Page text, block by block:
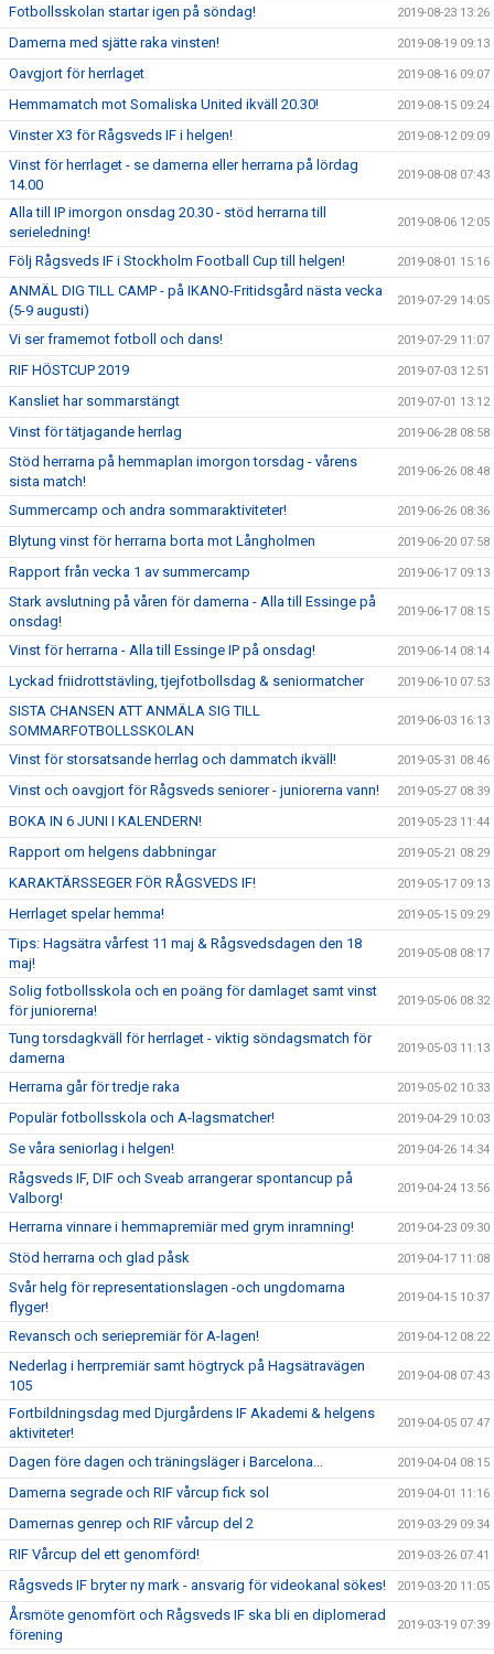
Fotbollsskolan startar igen på söndag! 2019-08-23 13:26
Damerna med sjätte raka vinsten! 2019-08-19 09:13
Oavgjort för herrlaget 2019-08-16 09:07
Hemmamatch mot Somaliska United ikväll 20.30! 2019-08-15 09:24
Vinster X3 för Rågsveds IF i helgen! 2019-08-12 09:09
Vinst för herrlaget - se damerna eller herrarna på lördag
14.00
2019-08-08 07:43
Alla till IP imorgon onsdag 20.30 - stöd herrarna till
serieledning!
2019-08-06 12:05
Följ Rågsveds IF i Stockholm Football Cup till helgen! 2019-08-01 15:16
ANMÄL DIG TILL CAMP - på IKANO-Fritidsgård nästa vecka
(5-9 augusti)
2019-07-29 14:05
Vi ser framemot fotboll och dans! 2019-07-29 11:07
RIF HÖSTCUP 2019 2019-07-03 12:51
Kansliet har sommarstängt 2019-07-01 13:12
Vinst för tätjagande herrlag 2019-06-28 08:58
Stöd herrarna på hemmaplan imorgon torsdag - vårens
sista match!
2019-06-26 08:48
Summercamp och andra sommaraktiviteter! 2019-06-26 08:36
Blytung vinst för herrarna borta mot Långholmen 2019-06-20 07:58
Rapport från vecka 1 av summercamp 2019-06-17 09:13
Stark avslutning på våren för damerna - Alla till Essinge på
onsdag!
2019-06-17 08:15
Vinst för herrarna - Alla till Essinge IP på onsdag! 2019-06-14 08:14
Lyckad friidrottstävling, tjejfotbollsdag & seniormatcher 2019-06-10 07:53
SISTA CHANSEN ATT ANMÄLA SIG TILL
SOMMARFOTBOLLSSKOLAN
2019-06-03 16:13
Vinst för storsatsande herrlag och dammatch ikväll! 2019-05-31 08:46
Vinst och oavgjort för Rågsveds seniorer - juniorerna vann! 2019-05-27 08:39
BOKA IN 6 JUNI I KALENDERN! 2019-05-23 11:44
Rapport om helgens dabbningar 2019-05-21 08:29
KARAKTÄRSSEGER FÖR RÅGSVEDS IF! 2019-05-17 09:13
Herrlaget spelar hemma! 2019-05-15 09:29
Tips: Hagsätra vårfest 11 maj & Rågsvedsdagen den 18
maj!
2019-05-08 08:17
Solig fotbollsskola och en poäng för damlaget samt vinst
för juniorerna!
2019-05-06 08:32
Tung torsdagkväll för herrlaget - viktig söndagsmatch för
damerna
2019-05-03 11:13
Herrarna går för tredje raka 2019-05-02 10:33
Populär fotbollsskola och A-lagsmatcher! 2019-04-29 10:03
Se våra seniorlag i helgen! 2019-04-26 14:34
Rågsveds IF, DIF och Sveab arrangerar spontancup på
Valborg!
2019-04-24 13:56
Herrarna vinnare i hemmapremiär med grym inramning! 2019-04-23 09:30
Stöd herrarna och glad påsk 2019-04-17 11:08
Svår helg för representationslagen -och ungdomarna
flyger!
2019-04-15 10:37
Revansch och seriepremiär för A-lagen! 2019-04-12 08:22
Nederlag i herrpremiär samt högtryck på Hagsätravägen
105
2019-04-08 07:43
Fortbildningsdag med Djurgårdens IF Akademi & helgens
aktiviteter!
2019-04-05 07:47
Dagen före dagen och träningsläger i Barcelona... 2019-04-04 08:15
Damerna segrade och RIF vårcup fick sol 2019-04-01 11:16
Damernas genrep och RIF vårcup del 2 2019-03-29 09:34
RIF Vårcup del ett genomförd! 2019-03-26 07:41
Rågsveds IF bryter ny mark - ansvarig för videokanal sökes! 2019-03-20 11:05
Årsmöte genomfört och Rågsveds IF ska bli en diplomerad
förening
2019-03-19 07:39